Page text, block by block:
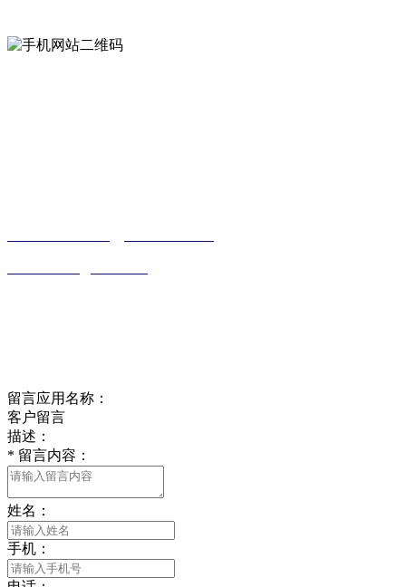
留言应用名称：
客户留言
描述：
* 留言内容：
姓名：
手机：